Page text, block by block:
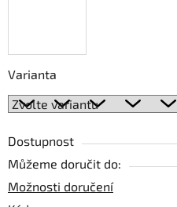
Varianta
Dostupnost
Můžeme doručit do:
Možnosti doručení